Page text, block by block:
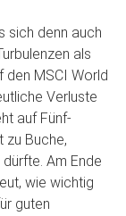
sich denn auch
als
den MSCI World
Verluste
auf Fünf-
zu Buche,
Am Ende
wie wichtig
guten